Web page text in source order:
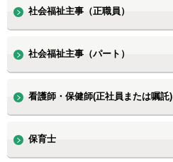
社会福祉主事（正職員）
社会福祉主事（パート）
看護師・保健師(正社員または嘱託)
保育士